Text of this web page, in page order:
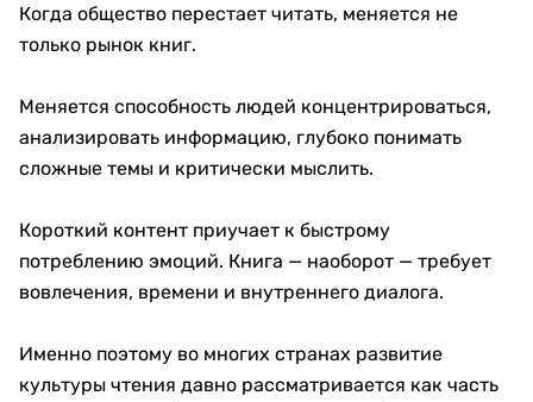
Когда общество перестает читать, меняется не
только рынок книг.
Меняется способность людей концентрироваться,
анализировать информацию, глубоко понимать
сложные темы и критически мыслить.
Короткий контент приучает к быстрому
потреблению эмоций. Книга — наоборот — требует
вовлечения, времени и внутреннего диалога.
Именно поэтому во многих странах развитие
культуры чтения давно рассматривается как часть